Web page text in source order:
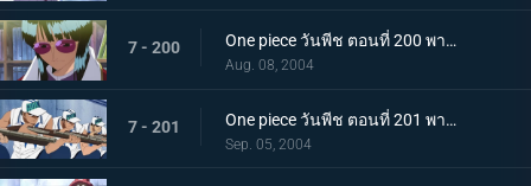
7 - 200 One piece วันพีช ตอนที่ 200 พากย์ไทย ลูฟี่กับซันจิสู้ตาย! ยุทธการช่วยเหลือ!
Aug. 08, 2004
7 - 201 One piece วันพีช ตอนที่ 201 พากย์ไทย หน่วยพิเศษเลือดร้อนร่วมแจม! การต่อสู้ที่สะพานข้าม!
Sep. 05, 2004